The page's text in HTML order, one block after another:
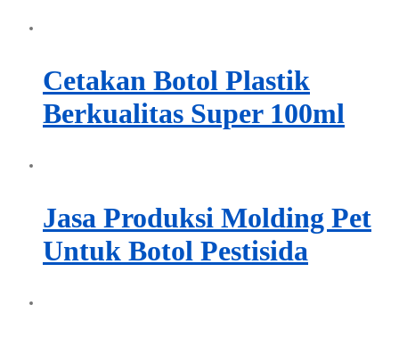
Cetakan Botol Plastik
Berkualitas Super 100ml
Jasa Produksi Molding Pet
Untuk Botol Pestisida